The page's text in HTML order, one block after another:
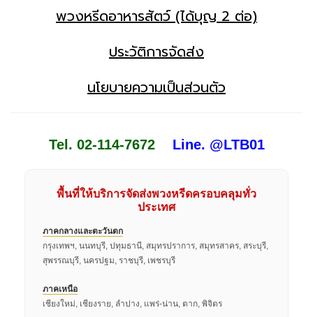
พวงหรีดอาหารสัตว์ (ได้บุญ 2 ต่อ)
ประวัติการจัดส่ง
นโยบายความเป็นส่วนตัว
Tel. 02-114-7672 Line. @LTB01
พื้นที่ให้บริการจัดส่งพวงหรีดครอบคลุมทั่ว
ประเทศ
ภาคกลางและตะวันตก
กรุงเทพฯ, นนทบุรี, ปทุมธานี, สมุทรปราการ, สมุทรสาคร, สระบุรี,
สุพรรณบุรี, นครปฐม, ราชบุรี, เพชรบุรี
ภาคเหนือ
เชียงใหม่, เชียงราย, ลำปาง, แพร่-น่าน, ตาก, พิจิตร